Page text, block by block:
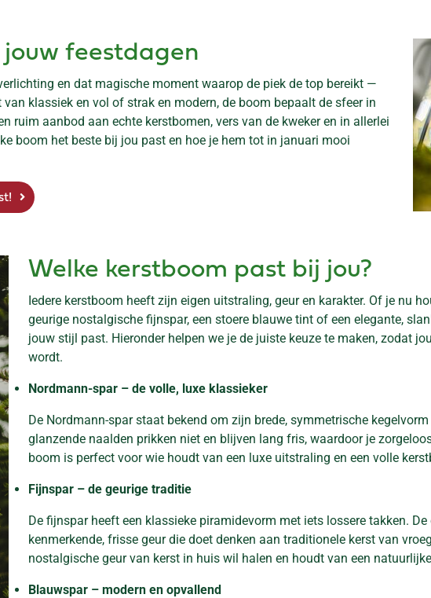
feestdagen
en dat magische moment waarop de piek de top bereikt —
klassiek en vol of strak en modern, de boom bepaalt de sfeer in
ruim aanbod aan echte kerstbomen, vers van de kweker en in allerlei
boom het beste bij jou past en hoe je hem tot in januari mooi
Welke kerstboom past bij jou?
Iedere kerstboom heeft zijn eigen uitstraling, geur en karakter. Of je nu
geurige nostalgische fijnspar, een stoere blauwe tint of een elegante,
jouw stijl past. Hieronder helpen we je de juiste keuze te maken, zodat
wordt.
Nordmann-spar – de volle, luxe klassieker
De Nordmann-spar staat bekend om zijn brede, symmetrische
glanzende naalden prikken niet en blijven lang fris, waardoor je
boom is perfect voor wie houdt van een luxe uitstraling en een volle
Fijnspar – de geurige traditie
De fijnspar heeft een klassieke piramidevorm met iets lossere takken.
kenmerkende, frisse geur die doet denken aan traditionele kerst van
nostalgische geur van kerst in huis wil halen en houdt van een
Blauwspar – modern en opvallend